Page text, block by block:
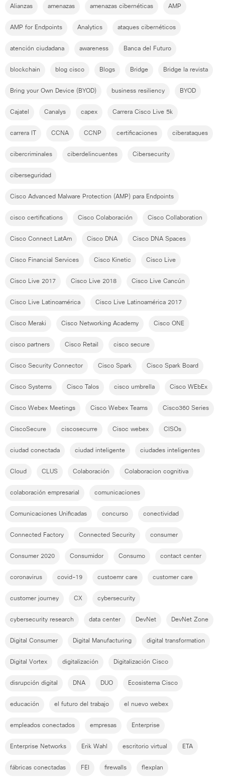
Alianzas amenazas amenazas cibernéticas AMP
AMP for Endpoints Analytics ataques cibernéticos
atención ciudadana awareness Banca del Futuro
blockchain blog cisco Blogs Bridge Bridge la revista
Bring your Own Device (BYOD) business resiliency BYOD
Cajatel Canalys capex Carrera Cisco Live 5k
carrera IT CCNA CCNP certificaciones ciberataques
cibercriminales ciberdelincuentes Cibersecurity
ciberseguridad
Cisco Advanced Malware Protection (AMP) para Endpoints
cisco certifications Cisco Colaboración Cisco Collaboration
Cisco Connect LatAm Cisco DNA Cisco DNA Spaces
Cisco Financial Services Cisco Kinetic Cisco Live
Cisco Live 2017 Cisco Live 2018 Cisco Live Cancún
Cisco Live Latinoamérica Cisco Live Latinoamérica 2017
Cisco Meraki Cisco Networking Academy Cisco ONE
cisco partners Cisco Retail cisco secure
Cisco Security Connector Cisco Spark Cisco Spark Board
Cisco Systems Cisco Talos cisco umbrella Cisco WEbEx
Cisco Webex Meetings Cisco Webex Teams Cisco360 Series
CiscoSecure ciscosecurre Cisoc webex CISOs
ciudad conectada ciudad inteligente ciudades inteligentes
Cloud CLUS Colaboración Colaboracion cognitiva
colaboración empresarial comunicaciones
Comunicaciones Unificadas concurso conectividad
Connected Factory Connected Security consumer
Consumer 2020 Consumidor Consumo contact center
coronavirus covid-19 custoemr care customer care
customer journey CX cybersecurity
cybersecurity research data center DevNet DevNet Zone
Digital Consumer Digital Manufacturing digital transformation
Digital Vortex digitalización Digitalización Cisco
disrupción digital DNA DUO Ecosistema Cisco
educación el futuro del trabajo el nuevo webex
empleados conectados empresas Enterprise
Enterprise Networks Erik Wahl escritorio virtual ETA
fábricas conectadas FEI firewalls flexplan